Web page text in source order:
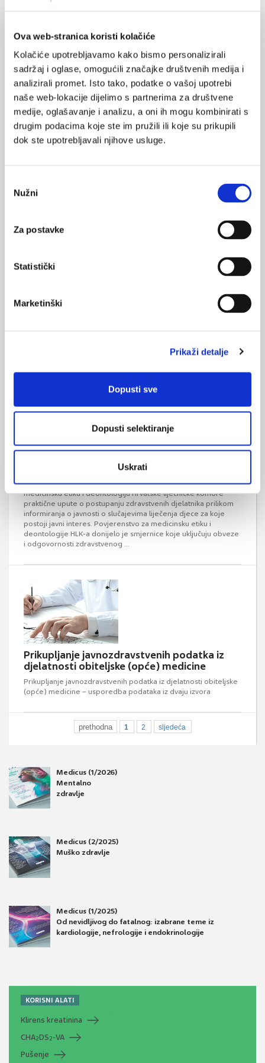
Ova web-stranica koristi kolačiće
Kolačiće upotrebljavamo kako bismo personalizirali
sadržaj i oglase, omogućili značajke društvenih medija i
analizirali promet. Isto tako, podatke o vašoj upotrebi
naše web-lokacije dijelimo s partnerima za društvene
medije, oglašavanje i analizu, a oni ih mogu kombinirati s
drugim podacima koje ste im pružili ili koje su prikupili
dok ste upotrebljavali njihove usluge.
pristanka
Nužni
Za postavke
Statistički
Marketinški
Prikaži detalje
Dopusti sve
Dopusti selektiranje
Uskrati
registara i baza kojima raspolaže Hrvatski zavod za javno
o pristupu i kako uputiti elektroničku molbu.
Bijela knjiga: Sekundarna upotreba zdravstvenih i
biomedicinskih podataka u Republici Hrvatskoj, rad objavljen u
Nova nacionalna e-infrastruktura HR-ZOO
privatnosti djece – pacijenata
Ministarstvo zdravstva zatražilo je od Povjerenstva za
medicinsku etiku i deontologiju Hrvatske liječničke komore
praktične upute o postupanju zdravstvenih djelatnika prilikom
informiranja o javnosti o slučajevima liječenja djece za koje
postoji javni interes. Povjerenstvo za medicinsku etiku i
deontologije HLK-a donijelo je smjernice koje uključuju obveze
i odgovornosti zdravstvenog ...
Prikupljanje javnozdravstvenih podatka iz
djelatnosti obiteljske (opće) medicine
Prikupljanje javnozdravstvenih podatka iz djelatnosti obiteljske
(opće) medicine – usporedba podataka iz dvaju izvora
prethodna 1 2 sljedeća
Medicus (1/2026)
Mentalno
zdravlje
Medicus (2/2025)
Muško zdravlje
Medicus (1/2025)
Od nevidljivog do fatalnog: izabrane teme iz
kardiologije, nefrologije i endokrinologije
KORISNI ALATI
Klirens kreatinina
CHA2DS2-VA
Pušenje